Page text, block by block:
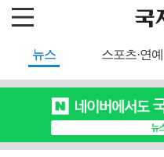
뉴스 스포츠·연예